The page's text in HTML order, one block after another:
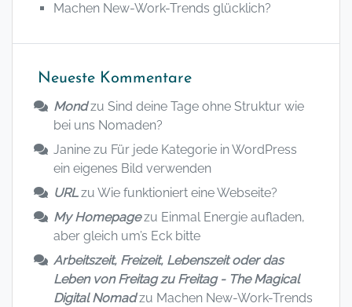
Machen New-Work-Trends glücklich?
Neueste Kommentare
Mondzu Sind deine Tage ohne Struktur wie
bei uns Nomaden?
Janine zu Für jede Kategorie in WordPress
ein eigenes Bild verwenden
URLzu Wie funktioniert eine Webseite?
My Homepagezu Einmal Energie aufladen,
aber gleich um’s Eck bitte
Arbeitszeit, Freizeit, Lebenszeit oder das
Leben von Freitag zu Freitag - The Magical
Digital Nomadzu Machen New-Work-Trends